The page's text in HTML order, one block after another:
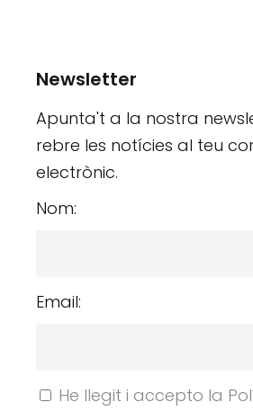
Newsletter
Apunta't a la nostra
rebre les notícies al teu
electrònic.
Nom:
Email:
He llegit i accepto la